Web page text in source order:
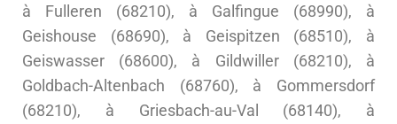
à Fulleren (68210), à Galfingue (68990), à
Geishouse (68690), à Geispitzen (68510), à
Geiswasser (68600), à Gildwiller (68210), à
Goldbach-Altenbach (68760), à Gommersdorf
(68210), à Griesbach-au-Val (68140), à